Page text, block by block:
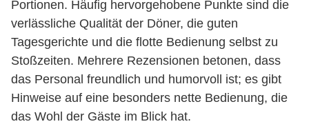
Portionen. Häufig hervorgehobene Punkte sind die
verlässliche Qualität der Döner, die guten
Tagesgerichte und die flotte Bedienung selbst zu
Stoßzeiten. Mehrere Rezensionen betonen, dass
das Personal freundlich und humorvoll ist; es gibt
Hinweise auf eine besonders nette Bedienung, die
das Wohl der Gäste im Blick hat.